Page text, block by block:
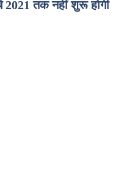
2021 तक नहीं शुरू होगी